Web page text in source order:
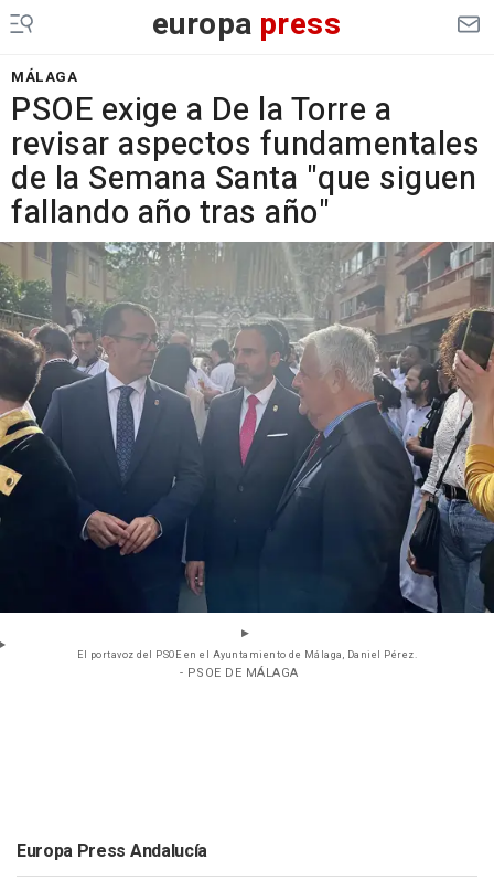
europa press
MÁLAGA
PSOE exige a De la Torre a
revisar aspectos fundamentales
de la Semana Santa "que siguen
fallando año tras año"
El portavoz del PSOE en el Ayuntamiento de Málaga, Daniel Pérez.
- PSOE DE MÁLAGA
Europa Press Andalucía